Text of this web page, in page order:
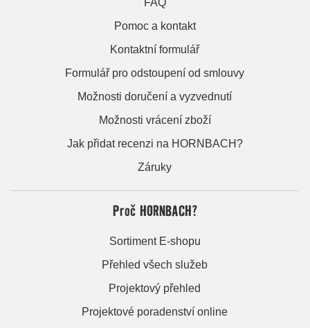
Pomoc a kontakt
Kontaktní formulář
Formulář pro odstoupení od smlouvy
Možnosti doručení a vyzvednutí
Možnosti vrácení zboží
Jak přidat recenzi na HORNBACH?
Záruky
Proč HORNBACH?
Sortiment E-shopu
Přehled všech služeb
Projektový přehled
Projektové poradenství online